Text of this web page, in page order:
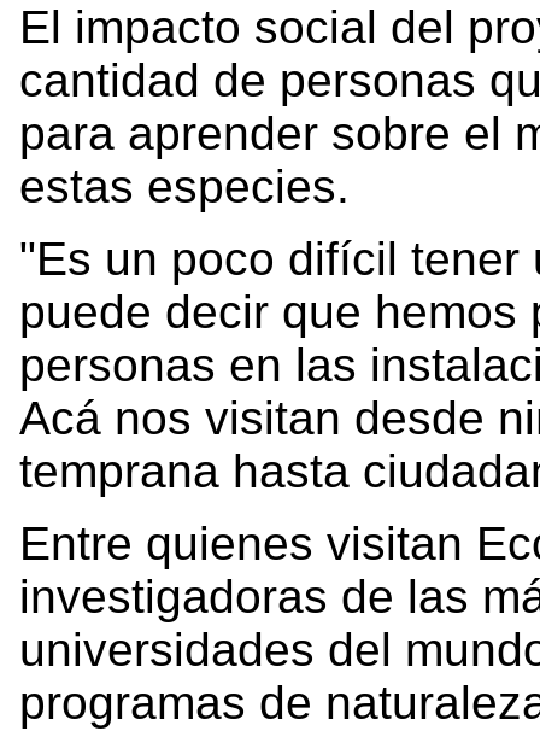
El impacto social del
cantidad de personas
para aprender sobre el
estas especies.
"Es un poco difícil tener
puede decir que hemos
personas en las
Acá nos visitan desde
temprana hasta
Entre quienes visitan
investigadoras de las
universidades del
programas de